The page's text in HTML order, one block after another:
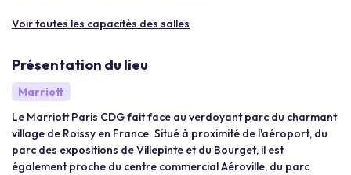
Voir toutes les capacités des salles
Présentation du lieu
Marriott
Le Marriott Paris CDG fait face au verdoyant parc du charmant
village de Roissy en France. Situé à proximité de l'aéroport, du
parc des expositions de Villepinte et du Bourget, il est
également proche du centre commercial Aéroville, du parc